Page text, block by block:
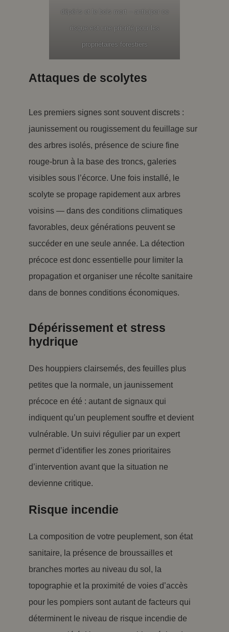
dépéris et le bois mort – anticiper ce
risque est une priorité pour les
propriétaires forestiers
Attaques de scolytes
Les premiers signes sont souvent discrets :
jaunissement ou rougissement du feuillage sur
des arbres isolés, présence de sciure fine
rouge-brun à la base des troncs, galeries
visibles sous l’écorce. Une fois installé, le
scolyte se propage rapidement aux arbres
voisins — dans des conditions climatiques
favorables, deux générations peuvent se
succéder en une seule année. La détection
précoce est donc essentielle pour limiter la
propagation et organiser une récolte sanitaire
dans de bonnes conditions économiques.
Dépérissement et stress
hydrique
Des houppiers clairsemés, des feuilles plus
petites que la normale, un jaunissement
précoce en été : autant de signaux qui
indiquent qu’un peuplement souffre et devient
vulnérable. Un suivi régulier par un expert
permet d’identifier les zones prioritaires
d’intervention avant que la situation ne
devienne critique.
Risque incendie
La composition de votre peuplement, son état
sanitaire, la présence de broussailles et
branches mortes au niveau du sol, la
topographie et la proximité de voies d’accès
pour les pompiers sont autant de facteurs qui
déterminent le niveau de risque incendie de